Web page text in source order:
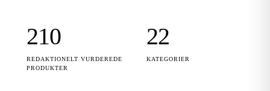
210
REDAKTIONELT VURDEREDE
PRODUKTER
22
KATEGORIER